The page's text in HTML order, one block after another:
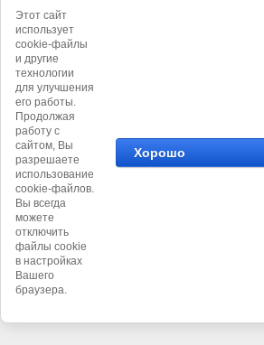
©Художественное объединение
Этот сайт
использует
cookie-файлы
и другие
технологии
для улучшения
его работы.
Продолжая
работу с
сайтом, Вы
разрешаете
использование
cookie-файлов.
Вы всегда
можете
отключить
файлы cookie
в настройках
Вашего
браузера.
Хорошо